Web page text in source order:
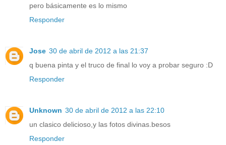
pero básicamente es lo mismo
Responder
Jose 30 de abril de 2012 a las 21:37
q buena pinta y el truco de final lo voy a probar seguro :D
Responder
Unknown 30 de abril de 2012 a las 22:10
un clasico delicioso,y las fotos divinas.besos
Responder